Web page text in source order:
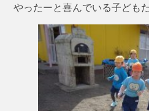
やったーと喜んでいる子ども